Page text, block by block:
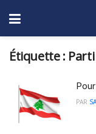
Étiquette :
PAR